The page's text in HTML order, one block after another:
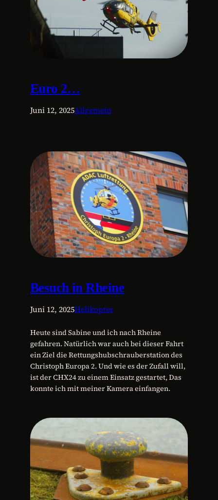
Euro 2…
Juni 12, 2025Allgemein
Besuch in Rheine
Juni 12, 2025Helikopter
Heute sind Sabine und ich nach Rheine
gefahren. Natürlich war auch bei dieser Fahrt
ein Ziel die Rettungshubschrauberstation des
Christoph Europa 2. Und wie es der Zufall will,
ist der CHX24 zu einem Einsatz gestartet, Das
konnte ich mit meiner Kamera einfangen.